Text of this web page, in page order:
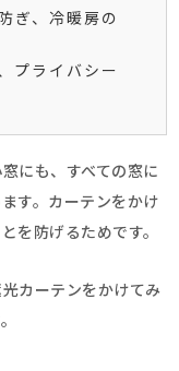
ぎ、冷暖房の
プライバシー
にも、すべての窓に
す。カーテンをかけ
を防げるためです。
カーテンをかけてみ